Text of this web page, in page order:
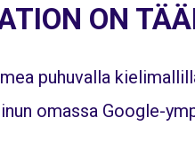
ON
puhuvalla
omassa Google-